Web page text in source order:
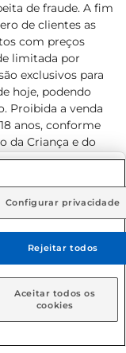
deseja receber
em Loja
de fraude. A fim
de clientes as
com preços
limitada por
exclusivos para
hoje, podendo
Proibida a venda
anos, conforme
da Criança e do
para o
on-line é de R$
direitos
Configurar privacidade
Rejeitar todos
Aceitar todos os
cookies